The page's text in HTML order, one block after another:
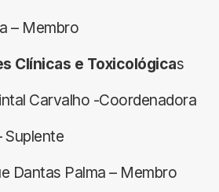
– Membro
Clínicas e Toxicológicas
Carvalho -Coordenadora
Suplente
Dantas Palma – Membro